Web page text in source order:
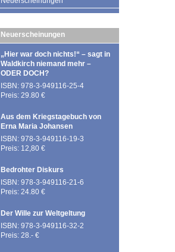
Neuerscheinungen
„Hier war doch nichts!“ – sagt in
Waldkirch niemand mehr –
ODER DOCH?
ISBN: 978-3-949116-25-4
Preis: 29.80 €
Aus dem Kriegstagebuch von
Erna Maria Johansen
ISBN: 978-3-949116-19-3
Preis: 12,80 €
Bedrohter Diskurs
ISBN: 978-3-949116-21-6
Preis: 24.80 €
Der Wille zur Weltgeltung
ISBN: 978-3-949116-32-2
Preis: 28.- €